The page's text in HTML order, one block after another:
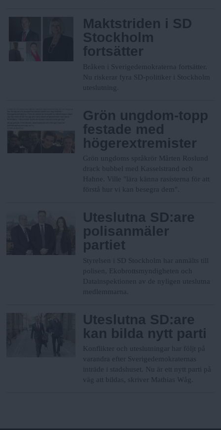
Maktstriden i SD
Stockholm
fortsätter
Bråken i Sverigedemokraterna fortsätter.
Nu riskerar fyra SD-politiker i Stockholm
uteslutning.
Grön ungdom-topp
festade med
högerextremister
Grön ungdoms språkrör Mårten Roslund
drack bubbel med Kasselstrand och
Hahne. Ville "lära känna rasisterna för att
förstå hur vi kan besegra dem".
Uteslutna SD:are
polisanmäler
partiet
Styrelsen i SD Stockholm har anmälts till
polisen, Ekobrottsmyndigheten och
Datainspektionen av de nyligen uteslutna
medlemmarna.
Uteslutna SD:are
kan bilda nytt parti
Konflikter och uteslutningar har följt på
varandra efter Sverigedemokraternas
inträde i stadshuset. Nu är ett nytt parti på
väg att bildas, skriver Mathias Wåg.